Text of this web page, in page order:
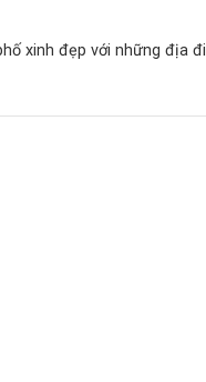
xinh đẹp với những địa